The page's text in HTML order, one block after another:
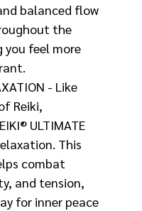
balanced flow
the
you feel more
- Like
Reiki,
ULTIMATE
This
combat
and tension,
for inner peace